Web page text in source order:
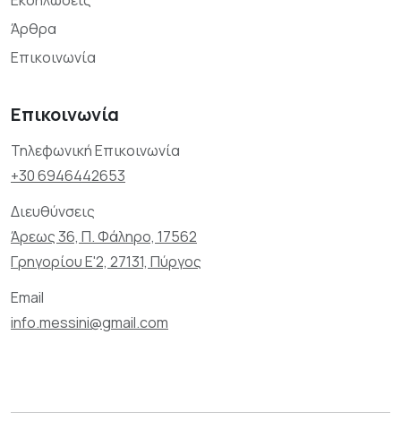
Άρθρα
Επικοινωνία
Επικοινωνία
Τηλεφωνική Επικοινωνία
+30 6946442653
Διευθύνσεις
Άρεως 36, Π. Φάληρο, 17562
Γρηγορίου Ε'2, 27131, Πύργος
Email
info.messini@gmail.com